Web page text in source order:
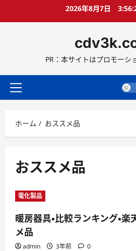
ス
ッ
2026年8月7日
PR：本サイトはプロモーシ
メ
メ
ニ
ー
ホーム おススメ品
おススメ品
電化製品
暖房器具・比較ランキング・
メ品
admin 3年前 0